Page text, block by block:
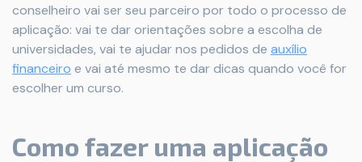
conselheiro vai ser seu parceiro por todo o processo de
aplicação: vai te dar orientações sobre a escolha de
universidades, vai te ajudar nos pedidos de auxílio
financeiro e vai até mesmo te dar dicas quando você for
escolher um curso.
Como fazer uma aplicação